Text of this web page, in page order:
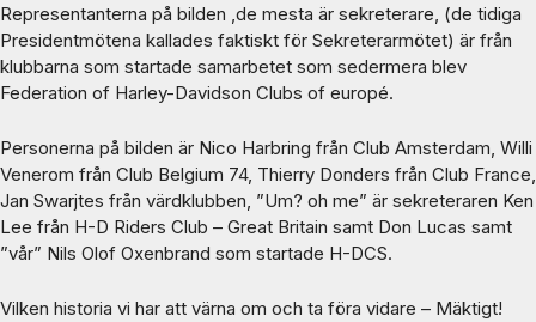
Representanterna på bilden ,de mesta är sekreterare, (de tidiga
Presidentmötena kallades faktiskt för Sekreterarmötet) är från
klubbarna som startade samarbetet som sedermera blev
Federation of Harley-Davidson Clubs of europé.
Personerna på bilden är Nico Harbring från Club Amsterdam, Willi
Venerom från Club Belgium 74, Thierry Donders från Club France,
Jan Swarjtes från värdklubben, ”Um? oh me” är sekreteraren Ken
Lee från H-D Riders Club – Great Britain samt Don Lucas samt
”vår” Nils Olof Oxenbrand som startade H-DCS.
Vilken historia vi har att värna om och ta föra vidare – Mäktigt!